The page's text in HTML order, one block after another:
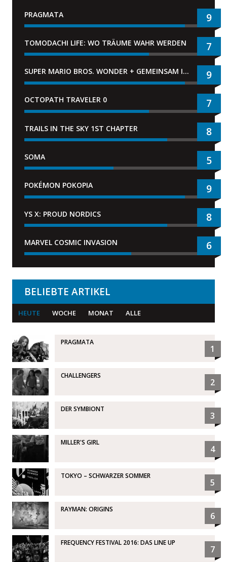
PRAGMATA 9
TOMODACHI LIFE: WO TRÄUME WAHR WERDEN 7
SUPER MARIO BROS. WONDER + GEMEINSAM IM BELLABEL-PARK 9
OCTOPATH TRAVELER 0 7
TRAILS IN THE SKY 1ST CHAPTER 8
SOMA 5
POKÉMON POKOPIA 9
YS X: PROUD NORDICS 8
MARVEL COSMIC INVASION 6
BELIEBTE ARTIKEL
HEUTE WOCHE MONAT ALLE
PRAGMATA
1
CHALLENGERS
2
DER SYMBIONT
3
MILLER'S GIRL
4
TOKYO – SCHWARZER SOMMER
5
RAYMAN: ORIGINS
6
FREQUENCY FESTIVAL 2016: DAS LINE UP
7